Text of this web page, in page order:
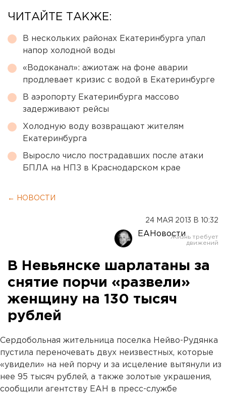
ЧИТАЙТЕ ТАКЖЕ:
В нескольких районах Екатеринбурга упал
напор холодной воды
«Водоканал»: ажиотаж на фоне аварии
продлевает кризис с водой в Екатеринбурге
В аэропорту Екатеринбурга массово
задерживают рейсы
Холодную воду возвращают жителям
Екатеринбурга
Выросло число пострадавших после атаки
БПЛА на НПЗ в Краснодарском крае
← НОВОСТИ
24 МАЯ 2013 В 10:32
ЕАНовости
В Невьянске шарлатаны за
снятие порчи «развели»
женщину на 130 тысяч
рублей
Сердобольная жительница поселка Нейво-Рудянка
пустила переночевать двух неизвестных, которые
«увидели» на ней порчу и за исцеление вытянули из
нее 95 тысяч рублей, а также золотые украшения,
сообщили агентству ЕАН в пресс-службе